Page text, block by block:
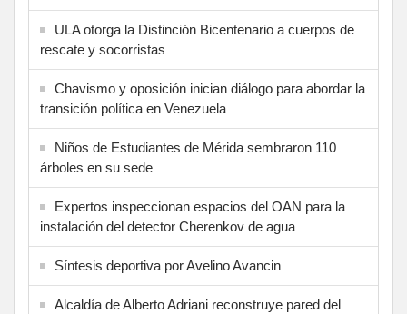
ULA otorga la Distinción Bicentenario a cuerpos de
rescate y socorristas
Chavismo y oposición inician diálogo para abordar la
transición política en Venezuela
Niños de Estudiantes de Mérida sembraron 110
árboles en su sede
Expertos inspeccionan espacios del OAN para la
instalación del detector Cherenkov de agua
Síntesis deportiva por Avelino Avancin
Alcaldía de Alberto Adriani reconstruye pared del